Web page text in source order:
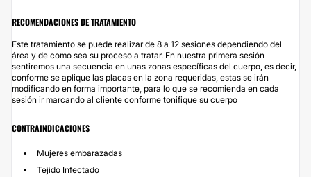
RECOMENDACIONES DE TRATAMIENTO
Este tratamiento se puede realizar de 8 a 12 sesiones dependiendo del
área y de como sea su proceso a tratar. En nuestra primera sesión
sentiremos una secuencia en unas zonas específicas del cuerpo, es decir,
conforme se aplique las placas en la zona requeridas, estas se irán
modificando en forma importante, para lo que se recomienda en cada
sesión ir marcando al cliente conforme tonifique su cuerpo
CONTRAINDICACIONES
Mujeres embarazadas
Tejido Infectado